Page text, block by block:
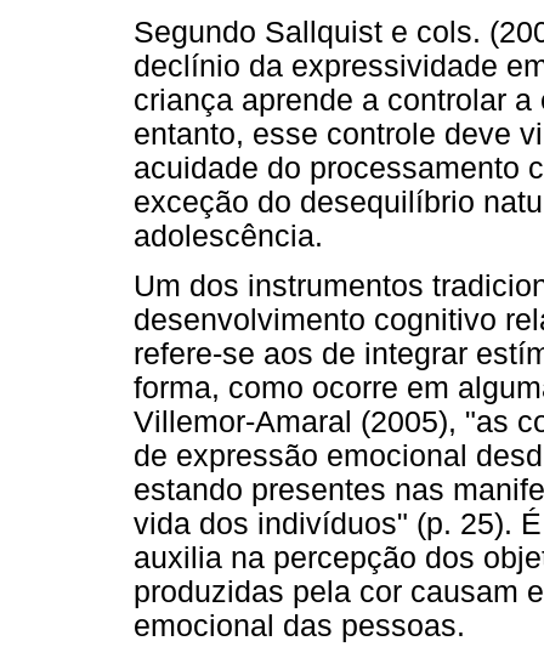
Segundo Sallquist e cols.
declínio da expressividade
criança aprende a controlar
entanto, esse controle deve
acuidade do processamento
exceção do desequilíbrio
adolescência.
Um dos instrumentos
desenvolvimento cognitivo
refere-se aos de integrar
forma, como ocorre em
Villemor-Amaral (2005), "as
de expressão emocional
estando presentes nas
vida dos indivíduos" (p. 25).
auxilia na percepção dos
produzidas pela cor causam
emocional das pessoas.